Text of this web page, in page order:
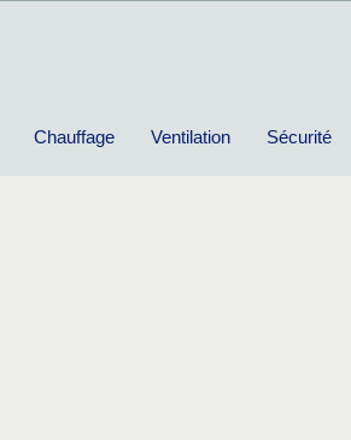
Chauffage Ventilation Sécurité